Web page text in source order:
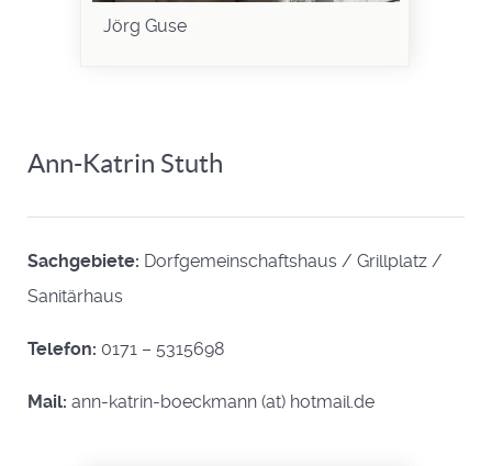
Jörg Guse
Ann-Katrin Stuth
Sachgebiete: Dorfgemeinschaftshaus / Grillplatz /
Sanitärhaus
Telefon: 0171 – 5315698
Mail: ann-katrin-boeckmann (at) hotmail.de